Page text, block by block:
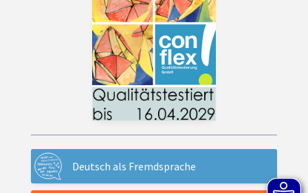
Deutsch als Fremdsprache